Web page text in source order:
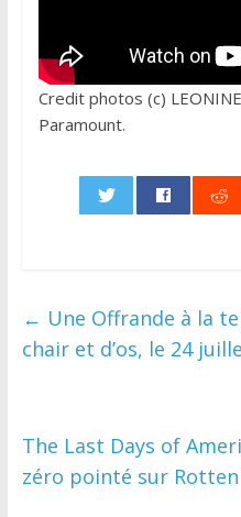
Credit photos (c)
Paramount.
← Une Offrande à la
chair et d’os, le 24
The Last Days of
zéro pointé sur